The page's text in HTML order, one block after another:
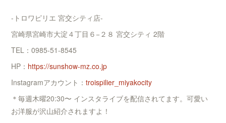
-トロワピリエ 宮交シティ店-
宮崎県宮崎市大淀４丁目６−２８ 宮交シティ 2階
TEL：0985-51-8545
HP： https://sunshow-mz.co.jp
Instagramアカウント：troispilier_miyakocity
＊毎週木曜20:30〜 インスタライブを配信されてます。可愛い
お洋服が沢山紹介されますよ！